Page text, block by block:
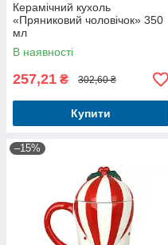
Керамічний кухоль
«Пряниковий чоловічок» 350
мл
В наявності
257,21 ₴ 302,60 ₴
Купити
–15%